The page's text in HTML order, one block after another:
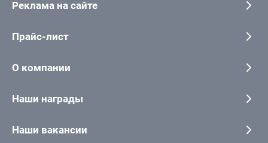
Реклама на сайте
Прайс-лист
О компании
Наши награды
Наши вакансии